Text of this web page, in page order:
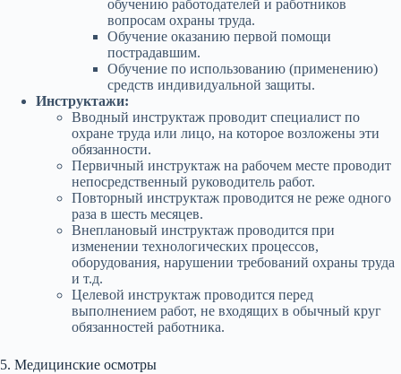
обучению работодателей и работников
вопросам охраны труда.
Обучение оказанию первой помощи
пострадавшим.
Обучение по использованию (применению)
средств индивидуальной защиты.
Инструктажи:
Вводный инструктаж проводит специалист по
охране труда или лицо, на которое возложены эти
обязанности.
Первичный инструктаж на рабочем месте проводит
непосредственный руководитель работ.
Повторный инструктаж проводится не реже одного
раза в шесть месяцев.
Внеплановый инструктаж проводится при
изменении технологических процессов,
оборудования, нарушении требований охраны труда
и т.д.
Целевой инструктаж проводится перед
выполнением работ, не входящих в обычный круг
обязанностей работника.
5. Медицинские осмотры